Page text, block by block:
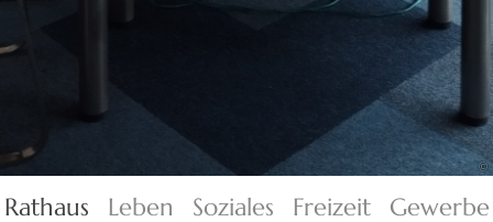
©
Rathaus Leben Soziales Freizeit Gewerbe